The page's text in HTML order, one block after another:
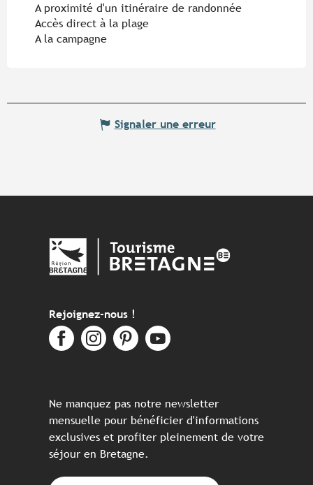
A proximité d'un itinéraire de randonnée
Accès direct à la plage
A la campagne
Signaler une erreur
Rejoignez-nous !
Ne manquez pas notre newsletter
mensuelle pour bénéficier d'informations
exclusives et profiter pleinement de votre
séjour en Bretagne.